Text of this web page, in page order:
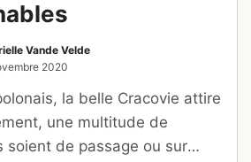
Vande Velde
2020
la belle Cracovie attire
une multitude de
soient de passage ou sur